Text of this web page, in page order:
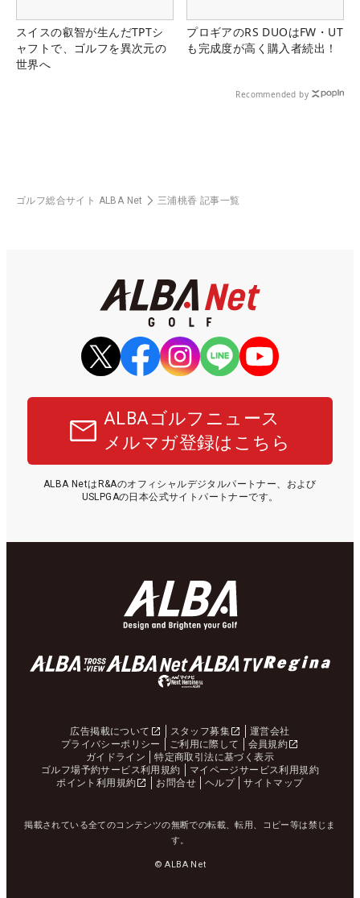
スイスの叡智が生んだTPTシ
ャフトで、ゴルフを異次元の
世界へ
プロギアのRS DUOはFW・UT
も完成度が高く購入者続出！
Recommended by
ゴルフ総合サイト ALBA Net 三浦桃香 記事一覧
ALBAゴルフニュース
メルマガ登録はこちら
ALBA NetはR&Aのオフィシャルデジタルパートナー、および
USLPGAの日本公式サイトパートナーです。
広告掲載について スタッフ募集
運営会社
プライバシーポリシー
ご利用に際して
会員規約
ガイドライン
特定商取引法に基づく表示
ゴルフ場予約サービス利用規約
マイページサービス利用規約
ポイント利用規約
お問合せ ヘルプ サイトマップ
掲載されている全てのコンテンツの無断での転載、転用、コピー等は禁じま
す。
© ALBA Net